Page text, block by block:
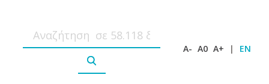
A- A0 A+ | EN